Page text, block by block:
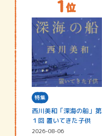
特集
西川美和「深海の船」第
１回 置いてきた子供
2026-08-06